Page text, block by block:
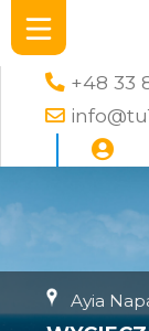
+48 33
Ayia